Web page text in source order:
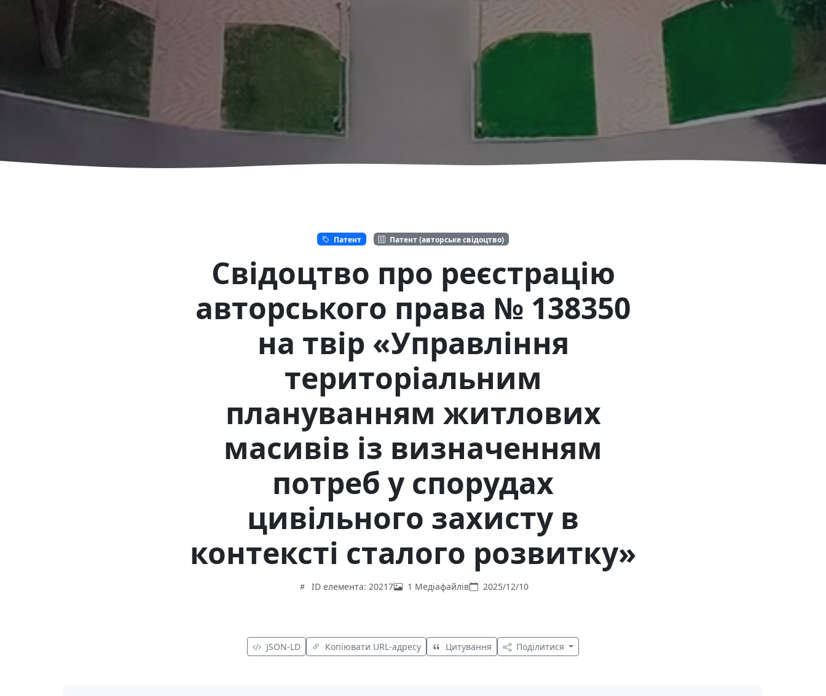
Патент Патент (авторське свідоцтво)
Свідоцтво про реєстрацію
авторського права № 138350
на твір «Управління
територіальним
плануванням житлових
масивів із визначенням
потреб у спорудах
цивільного захисту в
контексті сталого розвитку»
ID елемента: 20217 1 Медіафайлів 2025/12/10
JSON-LD Копіювати URL-адресу Цитування Поділитися